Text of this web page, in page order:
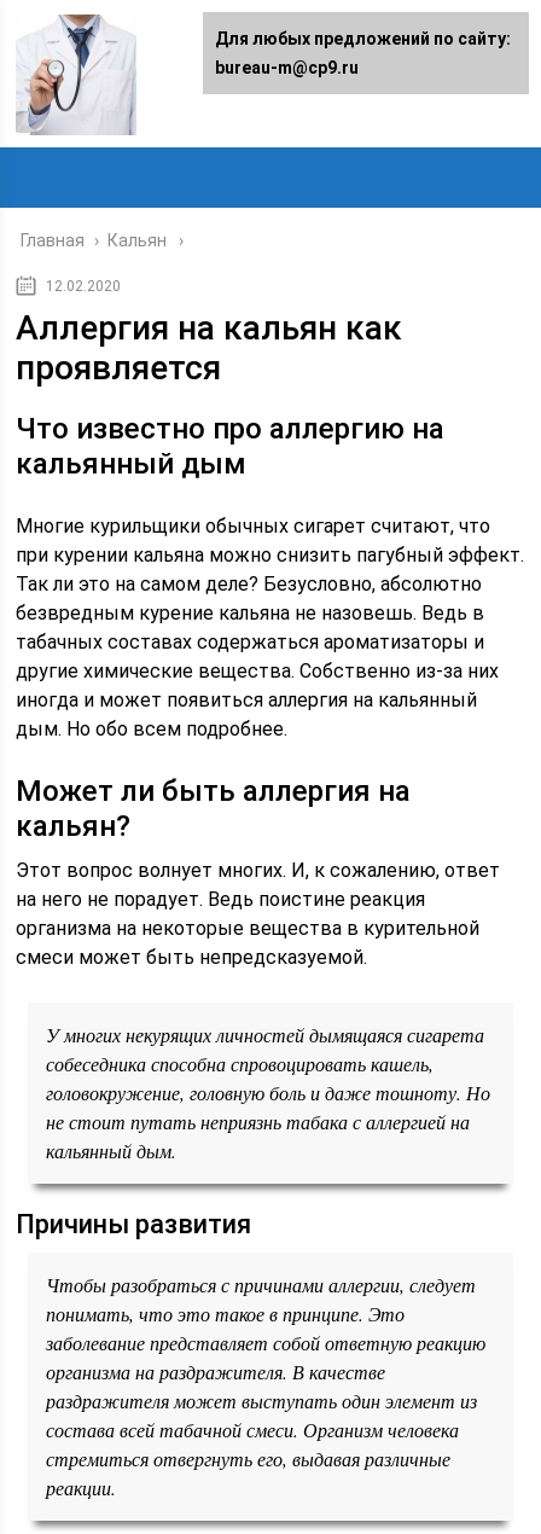
Главная › Кальян
12.02.2020
Аллергия на кальян как
проявляется
Что известно про аллергию на
кальянный дым
Многие курильщики обычных сигарет считают, что
при курении кальяна можно снизить пагубный эффект.
Так ли это на самом деле? Безусловно, абсолютно
безвредным курение кальяна не назовешь. Ведь в
табачных составах содержаться ароматизаторы и
другие химические вещества. Собственно из-за них
иногда и может появиться аллергия на кальянный
дым. Но обо всем подробнее.
Может ли быть аллергия на
кальян?
Этот вопрос волнует многих. И, к сожалению, ответ
на него не порадует. Ведь поистине реакция
организма на некоторые вещества в курительной
смеси может быть непредсказуемой.
У многих некурящих личностей дымящаяся сигарета
собеседника способна спровоцировать кашель,
головокружение, головную боль и даже тошноту. Но
не стоит путать неприязнь табака с аллергией на
кальянный дым.
Причины развития
Чтобы разобраться с причинами аллергии, следует
понимать, что это такое в принципе. Это
заболевание представляет собой ответную реакцию
организма на раздражителя. В качестве
раздражителя может выступать один элемент из
состава всей табачной смеси. Организм человека
стремиться отвергнуть его, выдавая различные
реакции.
Для любых предложений по сайту:
bureau-m@cp9.ru